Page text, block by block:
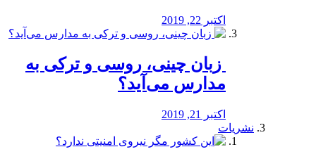
اکتبر 22, 2019
️ زبان چینی، روسی و ترکی به
مدارس می‌آید؟
اکتبر 21, 2019
نشریات